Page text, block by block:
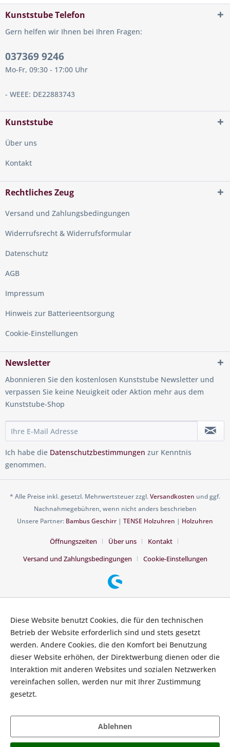
Kunststube Telefon
Gern helfen wir Ihnen bei Ihren Fragen:
037369 9246
Mo-Fr, 09:30 - 17:00 Uhr
- WEEE: DE22883743
Kunststube
Über uns
Kontakt
Rechtliches Zeug
Versand und Zahlungsbedingungen
Widerrufsrecht & Widerrufsformular
Datenschutz
AGB
Impressum
Hinweis zur Batterieentsorgung
Cookie-Einstellungen
Newsletter
Abonnieren Sie den kostenlosen Kunststube Newsletter und
verpassen Sie keine Neuigkeit oder Aktion mehr aus dem
Kunststube-Shop
Ich habe die Datenschutzbestimmungen zur Kenntnis
genommen.
* Alle Preise inkl. gesetzl. Mehrwertsteuer zzgl.Versandkosten und ggf.
Nachnahmegebühren, wenn nicht anders beschrieben
Unsere Partner: Bambus Geschirr | TENSE Holzuhren | Holzuhren
Öffnungszeiten Über uns
Kontakt
Versand und Zahlungsbedingungen
Cookie-Einstellungen
Diese Website benutzt Cookies, die für den technischen
Betrieb der Website erforderlich sind und stets gesetzt
werden. Andere Cookies, die den Komfort bei Benutzung
dieser Website erhöhen, der Direktwerbung dienen oder die
Interaktion mit anderen Websites und sozialen Netzwerken
vereinfachen sollen, werden nur mit Ihrer Zustimmung
gesetzt.
Ablehnen